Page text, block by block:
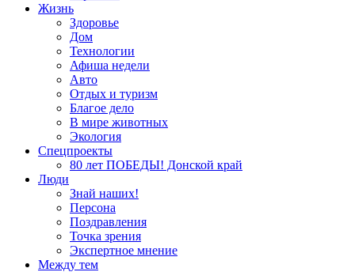
Жизнь
Здоровье
Дом
Технологии
Афиша недели
Авто
Отдых и туризм
Благое дело
В мире животных
Экология
Спецпроекты
80 лет ПОБЕДЫ! Донской край
Люди
Знай наших!
Персона
Поздравления
Точка зрения
Экспертное мнение
Между тем